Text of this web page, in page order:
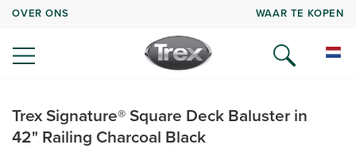
OVER ONS WAAR TE KOPEN
Trex Signature® Square Deck Baluster in
42" Railing Charcoal Black